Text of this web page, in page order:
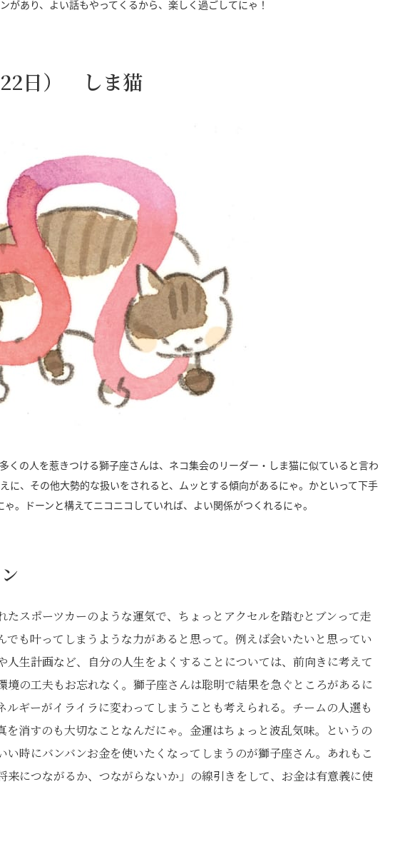
があり、よい話もやってくるから、楽しく過ごしてにゃ！
日） しま猫
の人を惹きつける獅子座さんは、ネコ集会のリーダー・しま猫に似ていると言わ
、その他大勢的な扱いをされると、ムッとする傾向があるにゃ。かといって下手
。ドーンと構えてニコニコしていれば、よい関係がつくれるにゃ。
スポーツカーのような運気で、ちょっとアクセルを踏むとブンって走
でも叶ってしまうような力があると思って。例えば会いたいと思ってい
生計画など、自分の人生をよくすることについては、前向きに考えて
の工夫もお忘れなく。獅子座さんは聡明で結果を急ぐところがあるに
ギーがイライラに変わってしまうことも考えられる。チームの人選も
消すのも大切なことなんだにゃ。金運はちょっと波乱気味。というの
時にバンバンお金を使いたくなってしまうのが獅子座さん。あれもこ
につながるか、つながらないか」の線引きをして、お金は有意義に使